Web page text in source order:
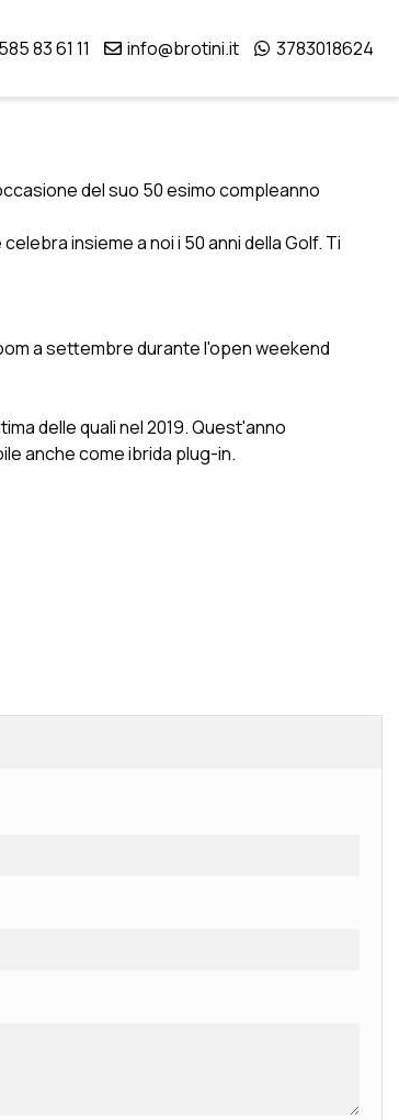
83 61 11 info@brotini.it 3783018624
del suo 50 esimo compleanno
celebra insieme a noi i 50 anni della Golf. Ti
a settembre durante l'open weekend
delle quali nel 2019. Quest'anno
anche come ibrida plug-in.